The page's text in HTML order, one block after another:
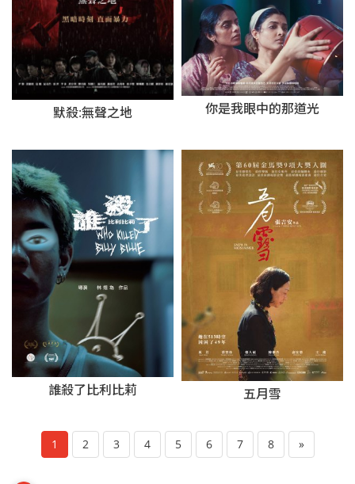
默殺:無聲之地 你是我眼中的那道光
誰殺了比利比莉 五月雪
1 2 3 4 5 6 7 8 »